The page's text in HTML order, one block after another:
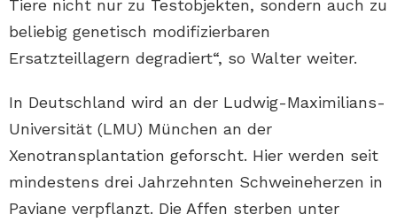
Tiere nicht nur zu Testobjekten, sondern auch zu
beliebig genetisch modifizierbaren
Ersatzteillagern degradiert“, so Walter weiter.
In Deutschland wird an der Ludwig-Maximilians-
Universität (LMU) München an der
Xenotransplantation geforscht. Hier werden seit
mindestens drei Jahrzehnten Schweineherzen in
Paviane verpflanzt. Die Affen sterben unter